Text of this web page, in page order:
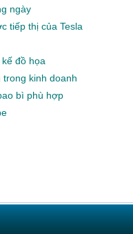
ngày
tiếp thị của Tesla
đồ họa
kinh doanh
bì phù hợp